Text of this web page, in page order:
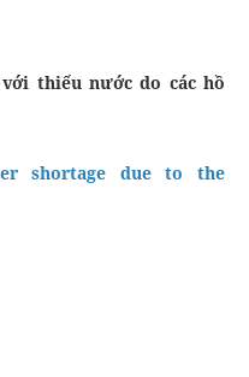
thiếu nước do các hồ
shortage due to the